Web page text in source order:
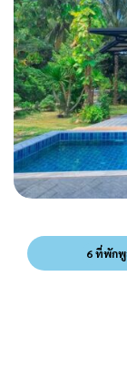
6 ที่พักพู